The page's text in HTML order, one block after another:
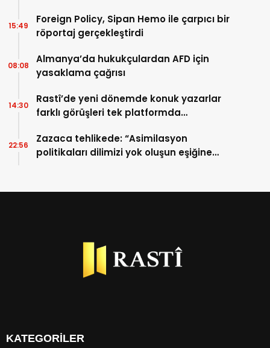
Foreign Policy, Sipan Hemo ile çarpıcı bir
röportaj gerçekleştirdi
15:49
Almanya’da hukukçulardan AFD için
yasaklama çağrısı
08:08
Rastî’de yeni dönemde konuk yazarlar
farklı görüşleri tek platformda
14:30
Zazaca tehlikede: “Asimilasyon
politikaları dilimizi yok oluşun eşiğine
22:56
KATEGORİLER